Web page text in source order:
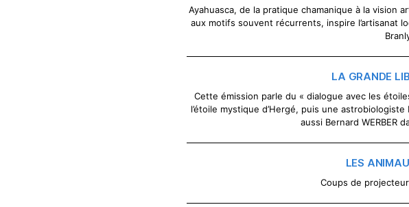
Ayahuasca, de la pratique chamanique à la vision
aux motifs souvent récurrents, inspire l’artisanat
LA GRANDE
Cette émission parle du « dialogue avec les
l’étoile mystique d’Hergé, puis une
aussi Bernard WERBER
LES
Coups de